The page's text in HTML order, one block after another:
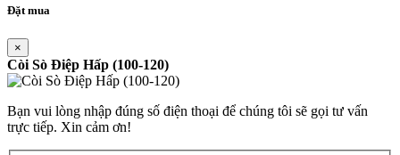
Đặt mua
×
Còi Sò Điệp Hấp (100-120)
Bạn vui lòng nhập đúng số điện thoại để chúng tôi sẽ gọi tư vấn
trực tiếp. Xin cảm ơn!